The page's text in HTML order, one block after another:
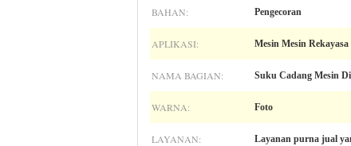
BAHAN: Pengecoran
APLIKASI: Mesin Mesin Rekayasa
NAMA BAGIAN: Suku Cadang Mesin
WARNA: Foto
LAYANAN: Layanan purna jual